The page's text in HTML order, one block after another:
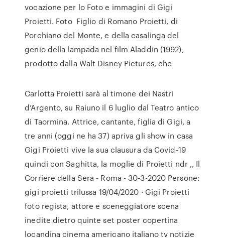
vocazione per lo Foto e immagini di Gigi
Proietti. Foto Figlio di Romano Proietti, di
Porchiano del Monte, e della casalinga del
genio della lampada nel film Aladdin (1992),
prodotto dalla Walt Disney Pictures, che
Carlotta Proietti sarà al timone dei Nastri
d’Argento, su Raiuno il 6 luglio dal Teatro antico
di Taormina. Attrice, cantante, figlia di Gigi, a
tre anni (oggi ne ha 37) apriva gli show in casa
Gigi Proietti vive la sua clausura da Covid-19
quindi con Saghitta, la moglie di Proietti ndr ,, Il
Corriere della Sera - Roma - 30-3-2020 Persone:
gigi proietti trilussa 19/04/2020 · Gigi Proietti
foto regista, attore e sceneggiatore scena
inedite dietro quinte set poster copertina
locandina cinema americano italiano tv notizie